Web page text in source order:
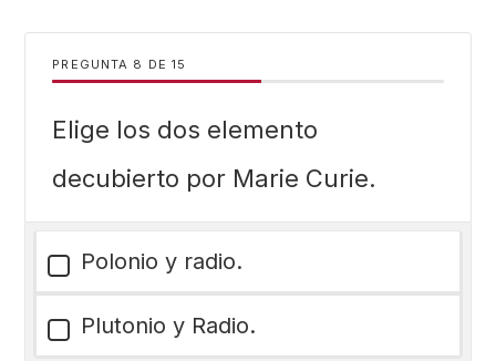
PREGUNTA DE 15
Elige los dos elemento
decubierto por Marie Curie.
Polonio y radio.
Plutonio y Radio.